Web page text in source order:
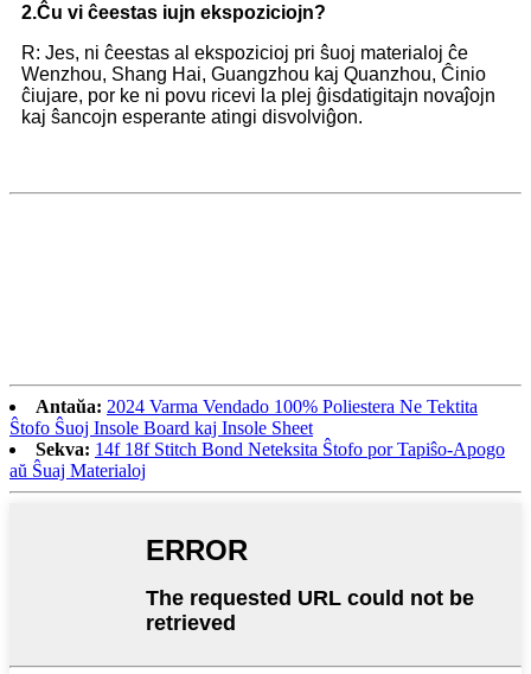
2.Ĉu vi ĉeestas iujn ekspoziciojn?
R: Jes, ni ĉeestas al ekspozicioj pri ŝuoj materialoj ĉe
Wenzhou, Shang Hai, Guangzhou kaj Quanzhou, Ĉinio
ĉiujare, por ke ni povu ricevi la plej ĝisdatigitajn novaĵojn
kaj ŝancojn esperante atingi disvolviĝon.
Antaŭa: 2024 Varma Vendado 100% Poliestera Ne Tektita
Ŝtofo Ŝuoj Insole Board kaj Insole Sheet
Sekva: 14f 18f Stitch Bond Neteksita Ŝtofo por Tapiŝo-Apogo
aŭ Ŝuaj Materialoj